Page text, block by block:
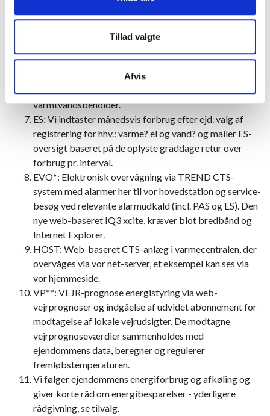
Tillad valgte
Afvis
VKO/EK: Årligt tjek af varmecentralen, evt. med en
EO-energioversigt.
PAS*: Vor tekniker besøger varmecentralen ved
aflæsningerne i varmecentralen af varme, el og vand
samt tryk og temperaturer. Ved besøget passes og
tjekkes komponenter m.v. samt udslammes evt.
varmtvandsbeholder.
ES: Vi indtaster månedsvis forbrug efter ejd. valg af
registrering for hhv.: varme? el og vand? og mailer ES-
oversigt baseret på de oplyste graddage retur over
forbrug pr. interval.
EVO*: Elektronisk overvågning via TREND CTS-
system med alarmer her til vor hovedstation og service-
besøg ved relevante alarmudkald (incl. PAS og ES). Den
nye web-baseret IQ3 xcite, kræver blot bredbånd og
Internet Explorer.
HOST: Web-baseret CTS-anlæg i varmecentralen, der
overvåges via vor net-server, et eksempel kan ses via
vor hjemmeside.
VP**: VEJR-prognose energistyring via web-
vejrprognoser og indgåelse af udvidet abonnement for
modtagelse af lokale vejrudsigter. De modtagne
vejrprognoseværdier sammenholdes med
ejendommens data, beregner og regulerer
fremløbstemperaturen.
Vi følger ejendommens energiforbrug og afkøling og
giver korte råd om energibesparelser - yderligere
rådgivning, se tilvalg.